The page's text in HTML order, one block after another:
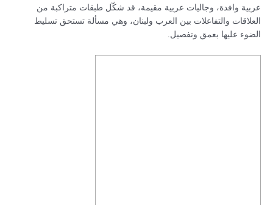
عربية وافدة، وجاليات عربية مقيمة، قد شكّل طبقات متراكبة من
العلاقات والتفاعلات بين العرب ولبنان، وهي مسألة تستحق تسليط
الضوء عليها بعمق وتفصيل.